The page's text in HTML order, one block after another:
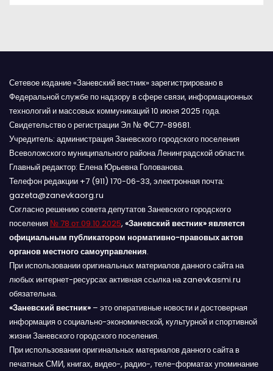
м
Сетевое издание «Заневский вестник» зарегистрировано в
Федеральной службе по надзору в сфере связи, информационных
технологий и массовых коммуникаций 10 июня 2025 года.
Свидетельство о регистрации Эл № ФС77-89681.
Учредитель: администрация Заневского городского поселения
Всеволожского муниципального района Ленинградской области.
Главный редактор: Елена Юрьевна Голованова.
Телефон редакции +7 (911) 170-06-33, электронная почта:
gazeta@zanevkaorg.ru
Согласно решению совета депутатов Заневского городского
поселения № 78 от 09.10.2025, «Заневский вестник» является
официальным публикатором нормативно-правовых актов
органов местного самоуправления.
При использовании оригинальных материалов данного сайта на
любых интернет-ресурсах активная ссылка на zanevkasmi.ru
обязательна.
«Заневский вестник» – это оперативные новости и достоверная
информация о социально-экономической, культурной и спортивной
жизни Заневского городского поселения.
При использовании оригинальных материалов данного сайта в
печатных СМИ, книгах, видео-, радио-, теле-форматах упоминание